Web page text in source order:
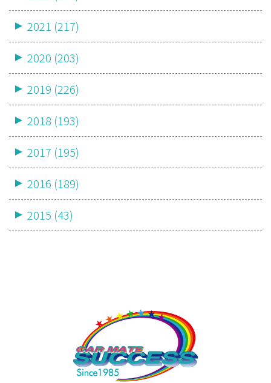
2021 (217)
2020 (203)
2019 (226)
2018 (193)
2017 (195)
2016 (189)
2015 (43)